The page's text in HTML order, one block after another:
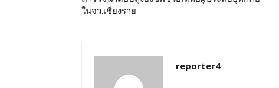
ในจว.เชียงราย
reporter4